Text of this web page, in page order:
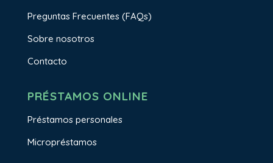
Preguntas Frecuentes (FAQs)
Sobre nosotros
Contacto
PRÉSTAMOS ONLINE
Préstamos personales
Micropréstamos